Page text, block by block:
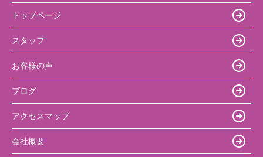
トップページ
スタッフ
お客様の声
ブログ
アクセスマップ
会社概要